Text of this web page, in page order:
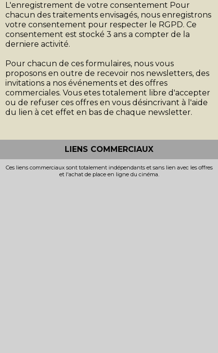
L'enregistrement de votre consentement Pour
chacun des traitements envisagés, nous enregistrons
votre consentement pour respecter le RGPD. Ce
consentement est stocké 3 ans a compter de la
derniere activité.
Pour chacun de ces formulaires, nous vous
proposons en outre de recevoir nos newsletters, des
invitations a nos événements et des offres
commerciales. Vous etes totalement libre d'accepter
ou de refuser ces offres en vous désincrivant à l'aide
du lien à cet effet en bas de chaque newsletter.
LIENS COMMERCIAUX
Ces liens commerciaux sont totalement indépendants et sans lien avec les offres
et l'achat de place en ligne du cinéma.